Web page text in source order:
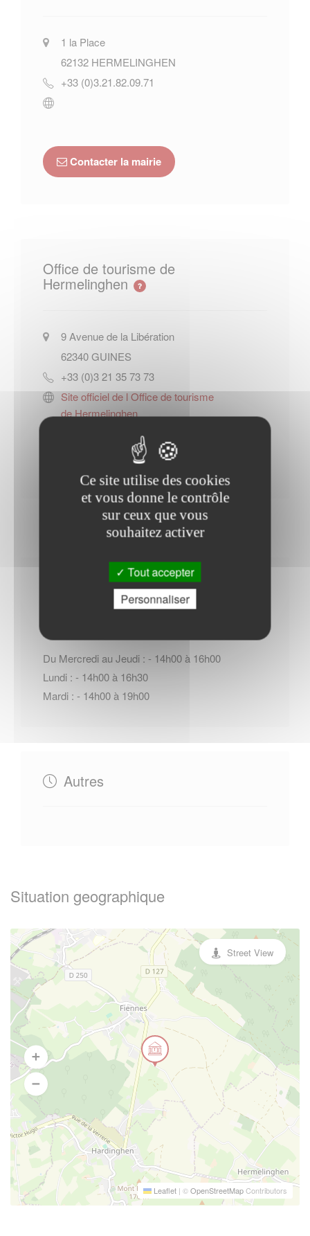
1 la Place
62132 HERMELINGHEN
+33 (0)3.21.82.09.71
Contacter la mairie
Office de tourisme de
Hermelinghen
9 Avenue de la Libération
62340GUINES
+33 (0)3 21 35 73 73
Site officiel de l Office de tourisme
de Hermelinghen
Contacter l'office de tourisme
Horaires Mairie
Du Mercredi au Jeudi : - 14h00 à 16h00
Lundi : - 14h00 à 16h30
Mardi : - 14h00 à 19h00
Autres
Situation geographique
Leaflet | ©OpenStreetMapContributors
Street View
Ce site utilise des cookies
et vous donne le contrôle
sur ceux que vous
souhaitez activer
Tout accepter
Personnaliser